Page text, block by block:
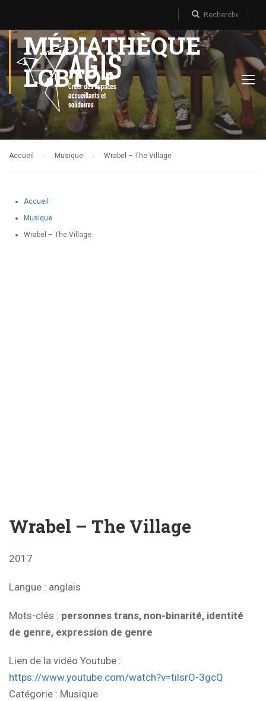
MÉDIATHÈQUE
LGBTQ+
Accueil Musique Wrabel – The Village
Accueil
Musique
Wrabel – The Village
Wrabel – The Village
2017
Langue : anglais
Mots-clés : personnes trans, non-binarité, identité
de genre, expression de genre
Lien de la vidéo Youtube :
https://www.youtube.com/watch?v=tilsrO-3gcQ
Catégorie : Musique